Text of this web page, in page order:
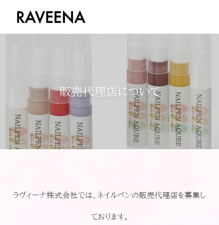
販売代理店について
ラヴィーナ株式会社では、ネイルペンの販売代理店を募集し
ております。